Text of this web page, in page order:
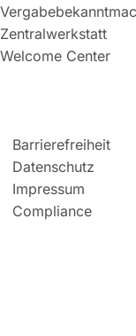
Zentralwerkstatt
Welcome Center
Barrierefreiheit
Datenschutz
Impressum
Compliance